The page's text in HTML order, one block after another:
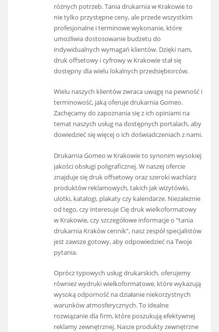
różnych potrzeb. Tania drukarnia w Krakowie to
nie tylko przystępne ceny, ale przede wszystkim
profesjonalne i terminowe wykonanie, które
umożliwia dostosowanie budżetu do
indywidualnych wymagań klientów. Dzięki nam,
druk offsetowy i cyfrowy w Krakowie stał się
dostępny dla wielu lokalnych przedsiębiorców.
Wielu naszych klientów zwraca uwagę na pewność i
terminowość, jaką oferuje drukarnia Gomeo.
Zachęcamy do zapoznania się z ich opiniami na
temat naszych usług na dostępnych portalach, aby
dowiedzieć się więcej o ich doświadczeniach z nami.
Drukarnia Gomeo w Krakowie to synonim wysokiej
jakości obsługi poligraficznej. W naszej ofercie
znajduje się druk offsetowy oraz szeroki wachlarz
produktów reklamowych, takich jak wizytówki,
ulotki, katalogi, plakaty czy kalendarze. Niezależnie
od tego, czy interesuje Cię druk wielkoformatowy
w Krakowie, czy szczegółowe informacje o “tania
drukarnia Kraków cennik”, nasz zespół specjalistów
jest zawsze gotowy, aby odpowiedzieć na Twoje
pytania.
Oprócz typowych usług drukarskich, oferujemy
również wydruki wielkoformatowe, które wykazują
wysoką odporność na działanie niekorzystnych
warunków atmosferycznych. To idealne
rozwiązanie dla firm, które poszukują efektywnej
reklamy zewnętrznej. Nasze produkty zewnętrzne